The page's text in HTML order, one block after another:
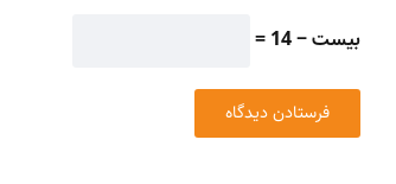
بیست − 14 =